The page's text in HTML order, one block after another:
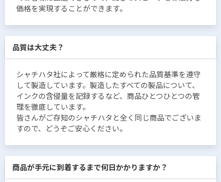
価格を実現することができます。
品質は大丈夫？
シャチハタ社によって厳格に定められた品質基準を遵守
して製造しています。製造したすべての製品について、
インクの含侵量を記録するなど、商品ひとつひとつの管
理を徹底しています。
皆さんがご存知のシャチハタと全く同じ商品でございま
すので、どうぞご安心ください。
商品が手元に到着するまで何日かかりますか？